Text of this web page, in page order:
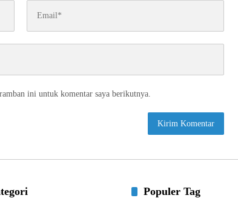
ini untuk komentar saya berikutnya.
Populer Tag